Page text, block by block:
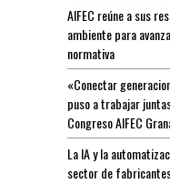
AIFEC reúne a sus
ambiente para
normativa
«Conectar
puso a trabajar
Congreso AIFEC
La IA y la
sector de